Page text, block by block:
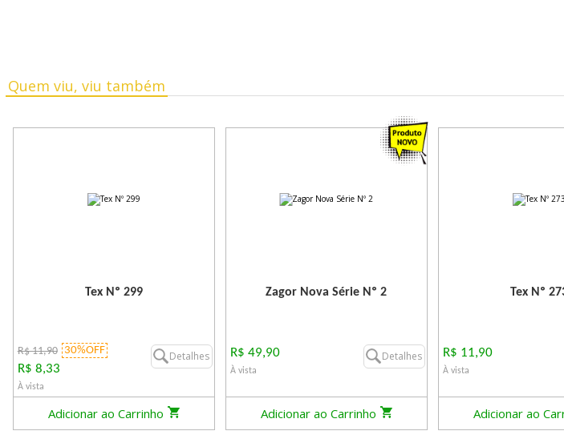
Quem viu, viu também
Tex Nº 299
R$ 11,90 30%OFF
R$ 8,33
À vista
Detalhes
Adicionar ao Carrinho
Zagor Nova Série Nº 2
R$ 49,90
À vista
Detalhes
Adicionar ao Carrinho
Tex Nº
R$ 11,90
À vista
Adicionar ao